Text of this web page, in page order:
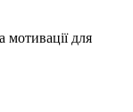
мотивації для